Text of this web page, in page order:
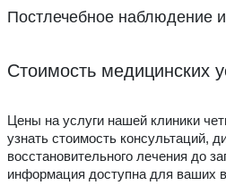
Постлечебное наблюдение
Стоимость медицинских
Цены на услуги нашей клиники
узнать стоимость консультаций,
восстановительного лечения до
информация доступна для ваших